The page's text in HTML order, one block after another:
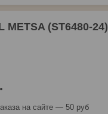
(ST6480-24)
на сайте — 50 руб